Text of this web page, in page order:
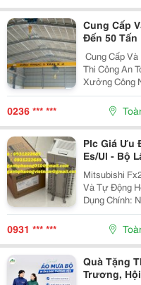
Cung Cấp
Đến 50 Tấn
Cung Cấp
Thi Công An
Xưởng Công Nghiệp. Công Ty
Nam Lộc Địa Chỉ: 22 Hòa Mỹ 3, Phường Hòa Minh, Tp.
Đà Nẵng ☎️
0236 *** ***
Plc Giá Ưu
Es/Ul - Bộ
Mitsubishi
Và Tự Động
Dụng Chính:
Điều Khiển
Tự Động
0931 *** ***
Quà Tặng
Trương,